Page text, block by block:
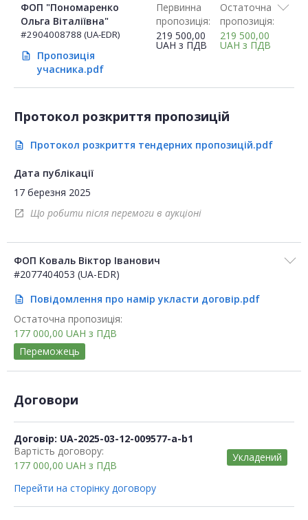
ФОП "Пономаренко
Ольга Віталіївна"
#2904008788 (UA-EDR)
description
Пропозиція
учасника.pdf
Первинна
пропозиція:
219 500,00
UAH з ПДВ
Остаточна
пропозиція:
219 500,00
UAH з ПДВ
Протокол розкриття пропозицій
description Протокол розкриття тендерних пропозицій.pdf
Дата публікації
17 березня 2025
open_in_new Що робити після перемоги в аукціоні
ФОП Коваль Віктор Іванович
#2077404053 (UA-EDR)
description
Повідомлення про намір укласти договір.pdf
Остаточна пропозиція:
177 000,00 UAH з ПДВ
Переможець
Договори
Договір: UA-2025-03-12-009577-a-b1
Вартість договору:
177 000,00 UAH з ПДВ
Укладений
Перейти на сторінку договору